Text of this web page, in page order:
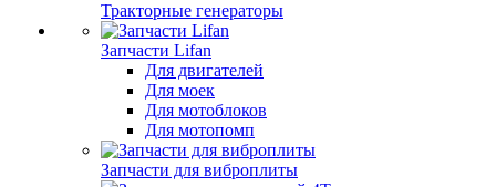
Тракторные генераторы
Запчасти Lifan
Для двигателей
Для моек
Для мотоблоков
Для мотопомп
Запчасти для виброплиты